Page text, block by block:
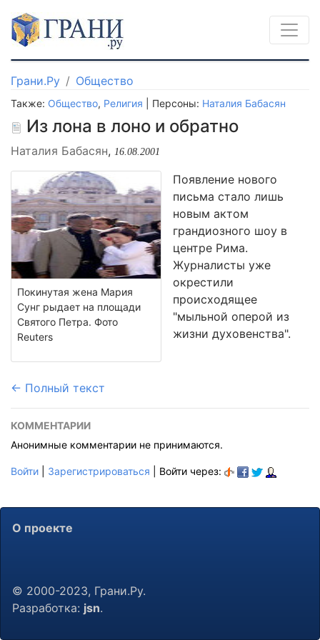
Грани.Ру Общество
Также: Общество, Религия | Персоны: Наталия Бабасян
Из лона в лоно и обратно
Наталия Бабасян, 16.08.2001
Покинутая жена Мария
Сунг рыдает на площади
Святого Петра. Фото
Reuters
Появление нового
письма стало лишь
новым актом
грандиозного шоу в
центре Рима.
Журналисты уже
окрестили
происходящее
"мыльной оперой из
жизни духовенства".
← Полный текст
КОММЕНТАРИИ
Анонимные комментарии не принимаются.
Войти Зарегистрироваться | Войти через:
О проекте
© 2000-2023, Грани.Ру.
Разработка: jsn.